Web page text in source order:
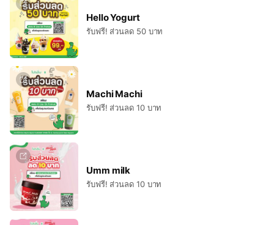
Hello Yogurt
รับฟรี! ส่วนลด 50 บาท
Machi Machi
รับฟรี! ส่วนลด 10 บาท
Umm milk
รับฟรี! ส่วนลด 10 บาท